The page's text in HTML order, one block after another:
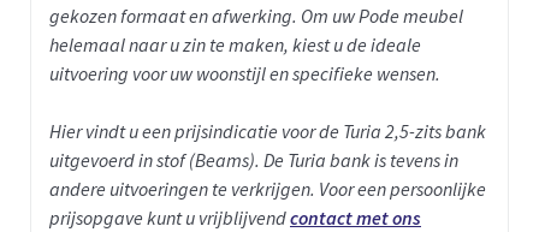
gekozen formaat en afwerking. Om uw Pode meubel
helemaal naar u zin te maken, kiest u de ideale
uitvoering voor uw woonstijl en specifieke wensen.
Hier vindt u een prijsindicatie voor de Turia 2,5-zits bank
uitgevoerd in stof (Beams). De Turia bank is tevens in
andere uitvoeringen te verkrijgen. Voor een persoonlijke
prijsopgave kunt u vrijblijvendcontact met ons